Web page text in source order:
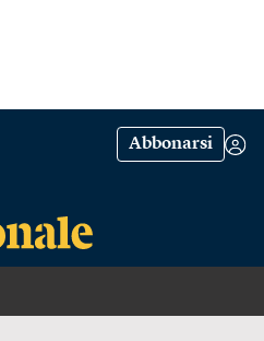
Abbonarsi